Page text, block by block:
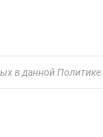
в данной Политике.